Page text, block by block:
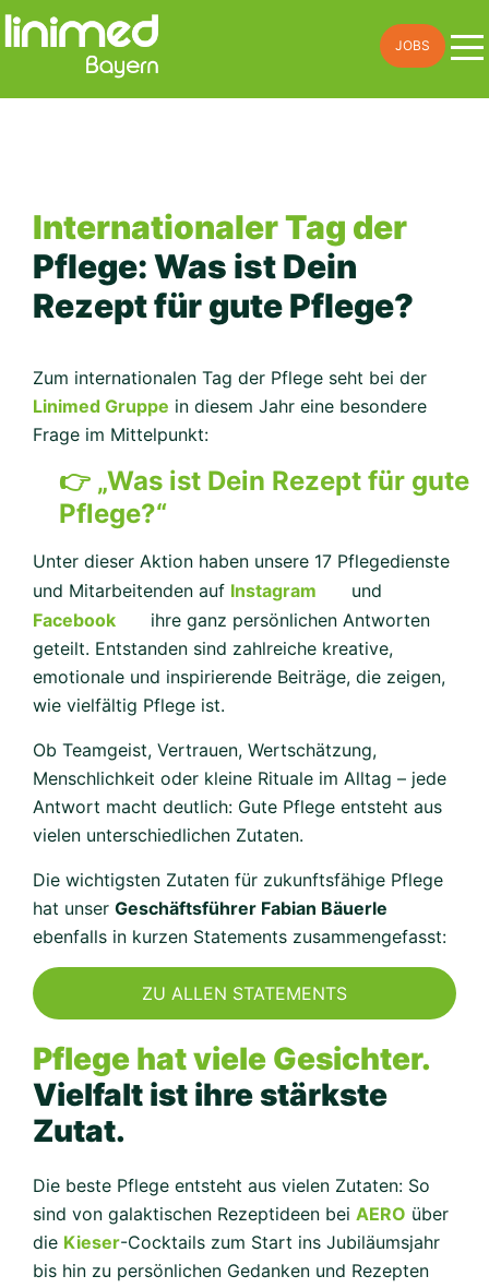
Skip
to
JOBS
Internationaler Tag der
Pflege: Was ist Dein
Rezept für gute Pflege?
Zum internationalen Tag der Pflege seht bei der
Linimed Gruppe in diesem Jahr eine besondere
Frage im Mittelpunkt:
👉 „Was ist Dein Rezept für gute
Pflege?“
Unter dieser Aktion haben unsere 17 Pflegedienste
und Mitarbeitenden auf Instagram
und
Facebook
ihre ganz persönlichen Antworten
geteilt. Entstanden sind zahlreiche kreative,
emotionale und inspirierende Beiträge, die zeigen,
wie vielfältig Pflege ist.
Ob Teamgeist, Vertrauen, Wertschätzung,
Menschlichkeit oder kleine Rituale im Alltag – jede
Antwort macht deutlich: Gute Pflege entsteht aus
vielen unterschiedlichen Zutaten.
Die wichtigsten Zutaten für zukunftsfähige Pflege
hat unser Geschäftsführer Fabian Bäuerle
ebenfalls in kurzen Statements zusammengefasst:
ZU ALLEN STATEMENTS
Pflege hat viele Gesichter.
Vielfalt ist ihre stärkste
Zutat.
Die beste Pflege entsteht aus vielen Zutaten: So
sind von galaktischen Rezeptideen bei AERO über
die Kieser-Cocktails zum Start ins Jubiläumsjahr
bis hin zu persönlichen Gedanken und Rezepten